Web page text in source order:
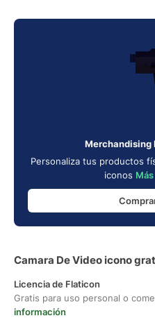
Merchandising
Personaliza tus productos
iconos
Camara De Video icono
Licencia de Flaticon
Gratis para uso personal o
información